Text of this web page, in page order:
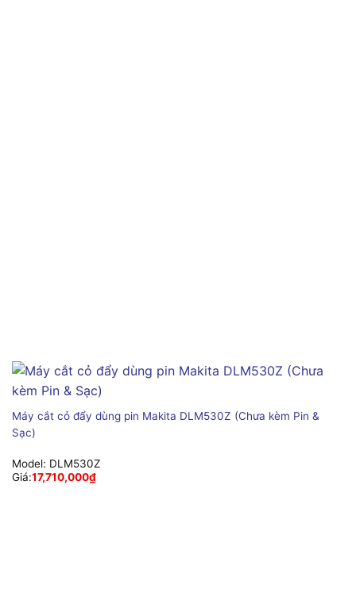
Máy cắt cỏ đẩy dùng pin Makita DLM530Z (Chưa kèm Pin &
Sạc)
Model: DLM530Z
Giá:17,710,000₫